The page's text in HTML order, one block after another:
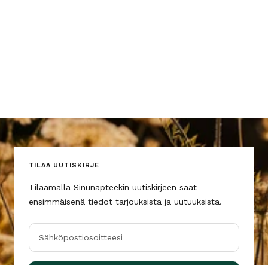
TILAA UUTISKIRJE
Tilaamalla Sinunapteekin uutiskirjeen saat
ensimmäisenä tiedot tarjouksista ja uutuuksista.
Sähköpostiosoitteesi